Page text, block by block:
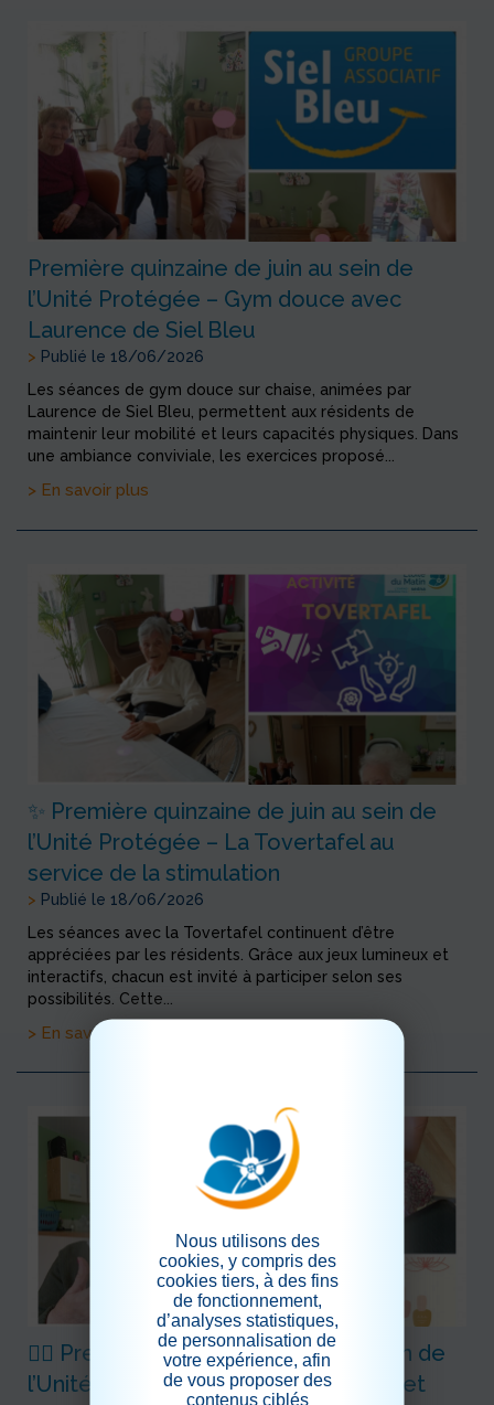
Première quinzaine de juin au sein de
l’Unité Protégée – Gym douce avec
Laurence de Siel Bleu
> Publié le 18/06/2026
Les séances de gym douce sur chaise, animées par
Laurence de Siel Bleu, permettent aux résidents de
maintenir leur mobilité et leurs capacités physiques. Dans
une ambiance conviviale, les exercices proposé...
> En savoir plus
✨ Première quinzaine de juin au sein de
l’Unité Protégée – La Tovertafel au
service de la stimulation
> Publié le 18/06/2026
Les séances avec la Tovertafel continuent d’être
appréciées par les résidents. Grâce aux jeux lumineux et
interactifs, chacun est invité à participer selon ses
possibilités. Cette...
> En savoir plus
💆‍♀️ Première quinzaine de juin au sein de
l’Unité Protégée – Atelier bien-être et
Nous utilisons des
cookies, y compris des
cookies tiers, à des fins
de fonctionnement,
d’analyses statistiques,
de personnalisation de
votre expérience, afin
de vous proposer des
contenus ciblés